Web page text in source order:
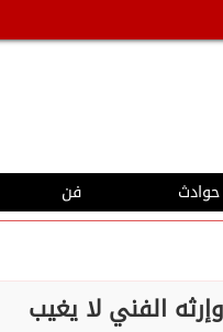
حوادث فن
الفني لا يغيب